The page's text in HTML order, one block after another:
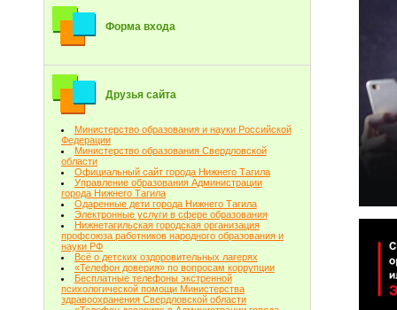
Форма входа
Друзья сайта
Министерство образования и науки Российской
Федерации
Министерство образования Свердловской
области
Официальный сайт города Нижнего Тагила
Управление образования Администрации
города Нижнего Тагила
Одаренные дети города Нижнего Тагила
Электронные услуги в сфере образования
Нижнетагильская городская организация
профсоюза работников народного образования и
науки РФ
Всё о детских оздоровительных лагерях
«Телефон доверия» по вопросам коррупции
Бесплатные телефоны экстренной
психологической помощи Министерства
здравоохранения Свердловской области